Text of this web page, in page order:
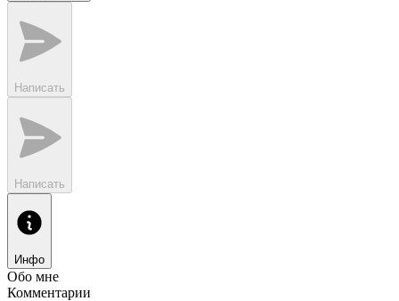
Написать
Написать
Инфо
Обо мне
Комментарии